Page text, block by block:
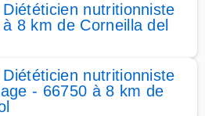
nutritionniste
8 km de Corneilla del
nutritionniste
- 66750 à 8 km de